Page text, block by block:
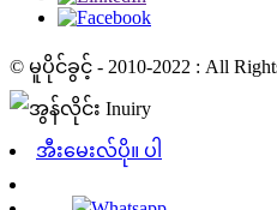
© မူပိုင်ခွင့် - 2010-2022 : All
အီးမေးလ်ပို။ ပါ